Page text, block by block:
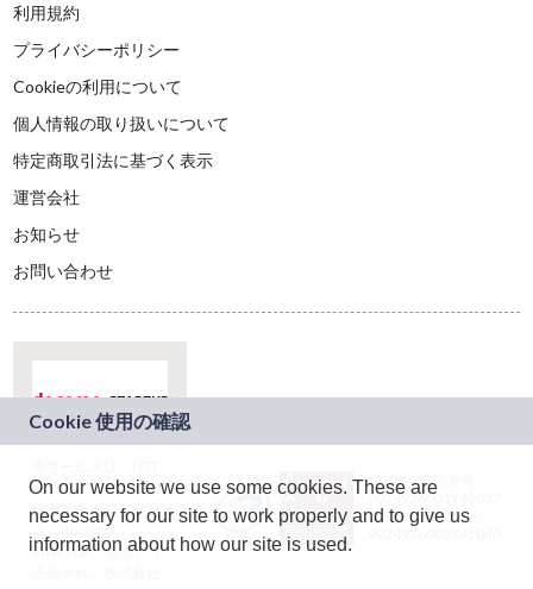
利用規約
プライバシーポリシー
Cookieの利用について
個人情報の取り扱いについて
特定商取引法に基づく表示
運営会社
お知らせ
お問い合わせ
ドコモグループの新
規事業創出プログラ
ム「docomo
STARTUP」を通じて
JASRAC許諾番号：
9024936001Y45037
JASRAC許諾番号：
On our website we use some cookies. These are
necessary for our site to work properly and to give us
information about how our site is used.